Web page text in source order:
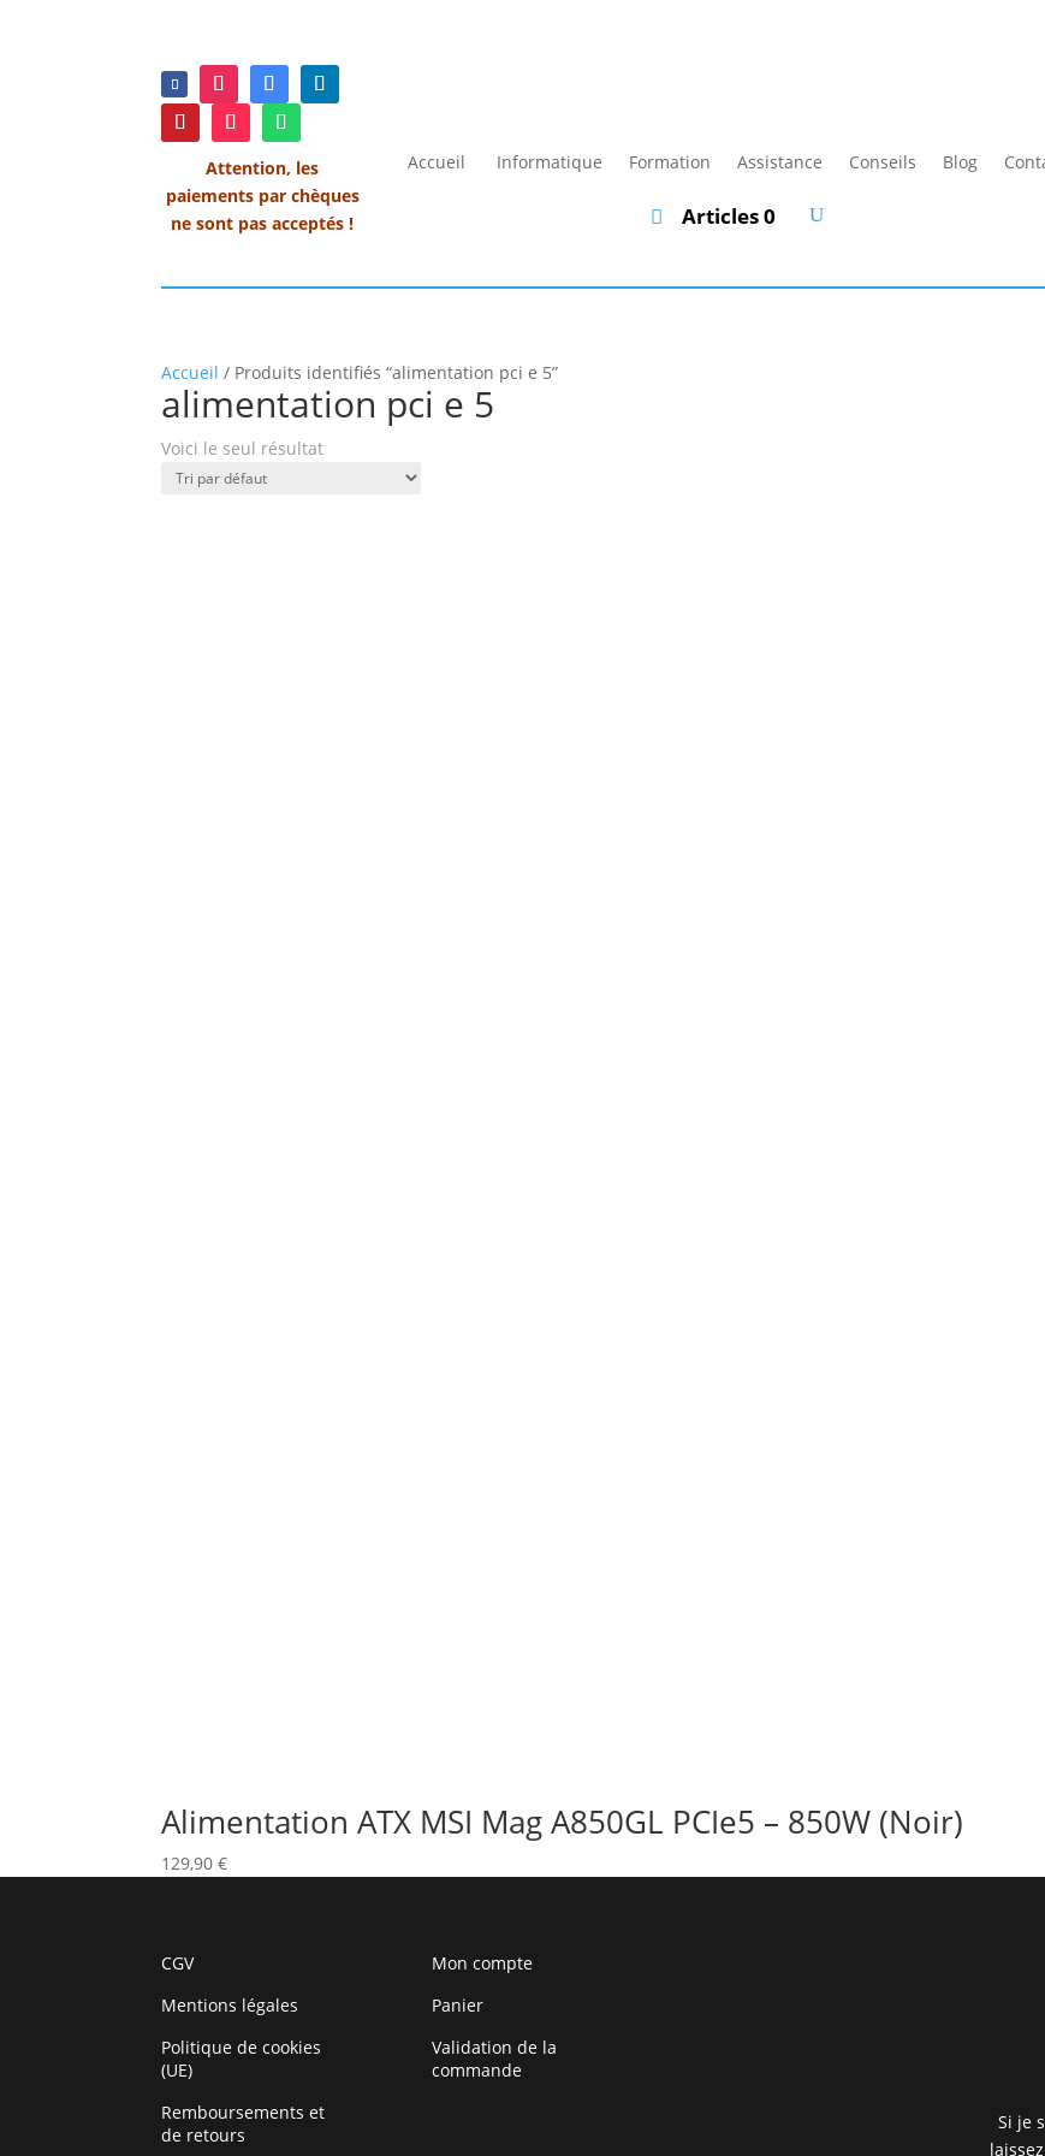
Attention, les
paiements par chèques
ne sont pas acceptés !
Accueil Informatique Formation Assistance Conseils Blog
Articles 0
Accueil / Produits identifiés “alimentation pci e 5”
alimentation pci e 5
Voici le seul résultat
Alimentation ATX MSI Mag A850GL PCIe5 – 850W (Noir)
129,90€
CGV
Mentions légales
Politique de cookies
(UE)
Remboursements et
de retours
Mon compte
Panier
Validation de la
commande
Si je